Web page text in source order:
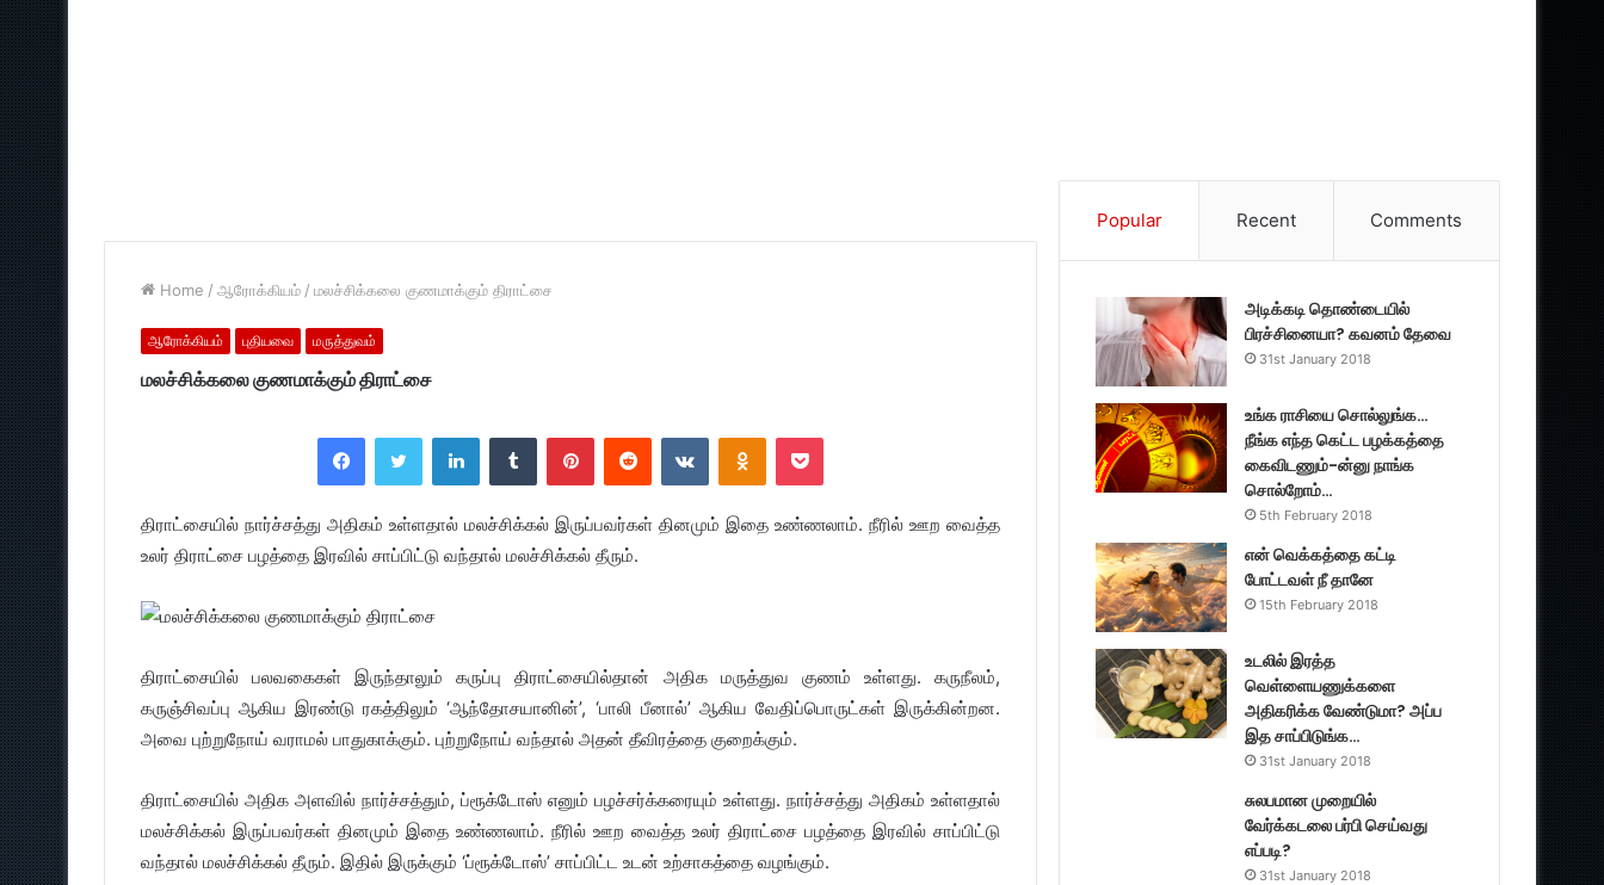
Home / ஆரோக்கியம் / மலச்சிக்கலை குணமாக்கும் திராட்சை
ஆரோக்கியம் புதியவை மருத்துவம்
மலச்சிக்கலை குணமாக்கும் திராட்சை
FacebookTwitter LinkedInTumblr PinterestReddit VKontakteOdnoklassniki
Pocket
திராட்சையில் நார்ச்சத்து அதிகம் உள்ளதால் மலச்சிக்கல் இருப்பவர்கள் தினமும் இதை உண்ணலாம். நீரில் ஊற வைத்த
உலர் திராட்சை பழத்தை இரவில் சாப்பிட்டு வந்தால் மலச்சிக்கல் தீரும்.
திராட்சையில் பலவகைகள் இருந்தாலும் கருப்பு திராட்சையில்தான் அதிக மருத்துவ குணம் உள்ளது. கருநீலம்,
கருஞ்சிவப்பு ஆகிய இரண்டு ரகத்திலும் ‘ஆந்தோசயானின்’, ‘பாலி பீனால்’ ஆகிய வேதிப்பொருட்கள் இருக்கின்றன.
அவை புற்றுநோய் வராமல் பாதுகாக்கும். புற்றுநோய் வந்தால் அதன் தீவிரத்தை குறைக்கும்.
திராட்சையில் அதிக அளவில் நார்ச்சத்தும், ப்ரூக்டோஸ் எனும் பழச்சர்க்கரையும் உள்ளது. நார்ச்சத்து அதிகம் உள்ளதால்
மலச்சிக்கல் இருப்பவர்கள் தினமும் இதை உண்ணலாம். நீரில் ஊற வைத்த உலர் திராட்சை பழத்தை இரவில் சாப்பிட்டு
வந்தால் மலச்சிக்கல் தீரும். இதில் இருக்கும் ‘ப்ரூக்டோஸ்’ சாப்பிட்ட உடன் உற்சாகத்தை வழங்கும்.
Popular Recent Comments
அடிக்கடி தொண்டையில்
பிரச்சினையா? கவனம் தேவை
31st January 2018
உங்க ராசியை சொல்லுங்க…
நீங்க எந்த கெட்ட பழக்கத்தை
கைவிடணும்-ன்னு நாங்க
சொல்றோம்…
5th February 2018
என் வெக்கத்தை கட்டி
போட்டவள் நீ தானே
15th February 2018
உடலில் இரத்த
வெள்ளையணுக்களை
அதிகரிக்க வேண்டுமா? அப்ப
இத சாப்பிடுங்க…
31st January 2018
சுலபமான முறையில்
வேர்க்கடலை பர்பி செய்வது
எப்படி?
31st January 2018